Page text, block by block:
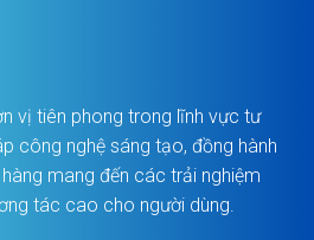
vị tiên phong trong lĩnh vực tư
công nghệ sáng tạo, đồng hành
mang đến các trải nghiệm
tác cao cho người dùng.